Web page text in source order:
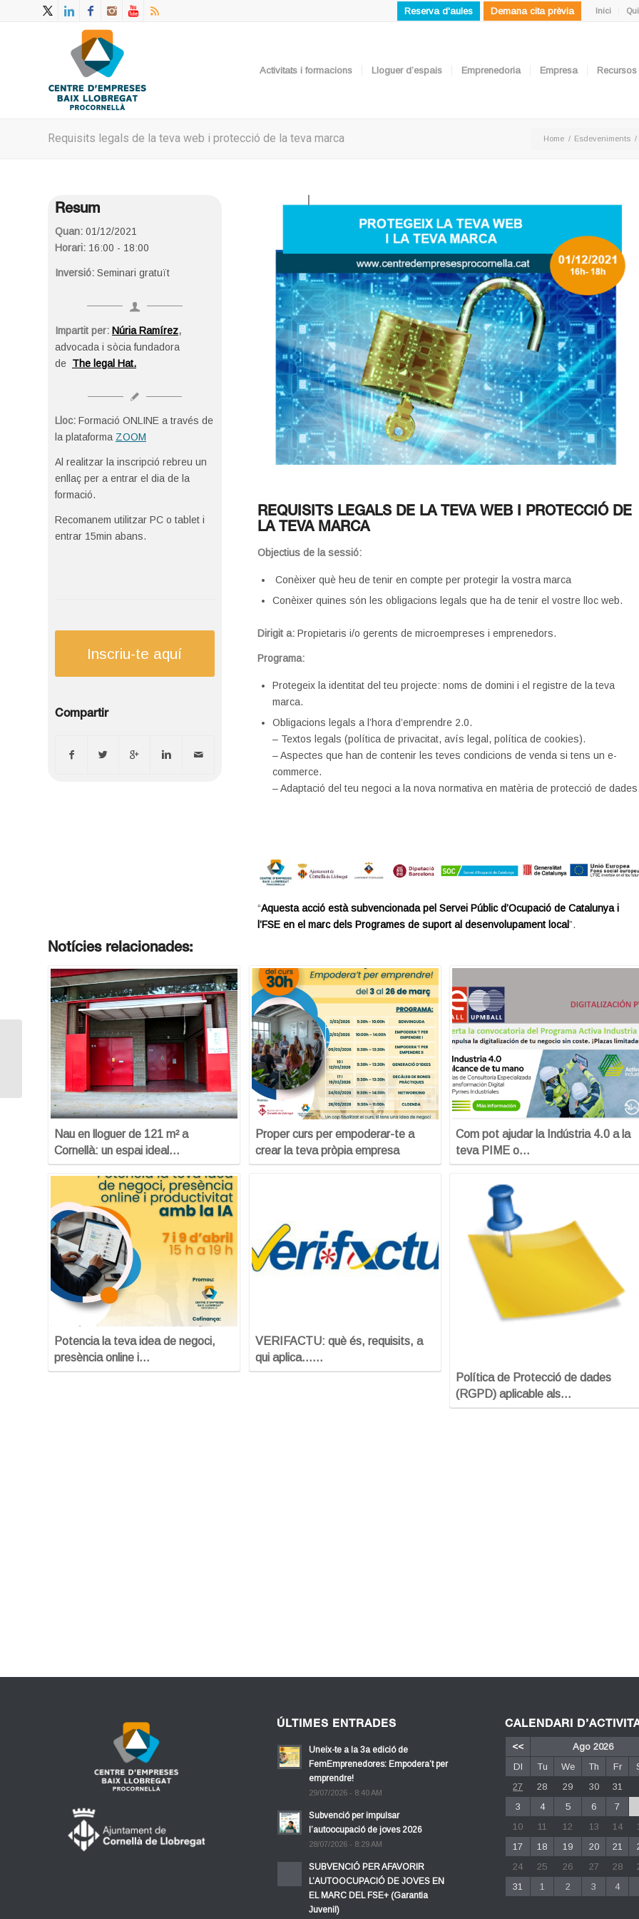
Inici
Reserva d'aules Demana cita prèvia
Activitats i formacions Lloguer d’espais Emprenedoria Empresa Recursos
Requisits legals de la teva web i protecció de la teva marca Home / Esdeveniments /
Resum
Quan: 01/12/2021
Horari: 16:00 - 18:00
Inversió: Seminari gratuït
Impartit per: Núria Ramírez,
advocada i sòcia fundadora
de The legal Hat.
Lloc: Formació ONLINE a través de
la plataforma ZOOM
Al realitzar la inscripció rebreu un
enllaç per a entrar el dia de la
formació.
Recomanem utilitzar PC o tablet i
entrar 15min abans.
Inscriu-te aquí
Compartir
REQUISITS LEGALS DE LA TEVA WEB I PROTECCIÓ DE
LA TEVA MARCA
Objectius de la sessió:
Conèixer què heu de tenir en compte per protegir la vostra marca
Conèixer quines són les obligacions legals que ha de tenir el vostre lloc web.
Dirigit a:Propietaris i/o gerents de microempreses i emprenedors.
Programa:
Protegeix la identitat del teu projecte: noms de domini i el registre de la teva
marca.
Obligacions legals a l’hora d’emprendre 2.0.
– Textos legals (política de privacitat, avís legal, política de cookies).
– Aspectes que han de contenir les teves condicions de venda si tens un e-
commerce.
– Adaptació del teu negoci a la nova normativa en matèria de protecció de
“Aquesta acció està subvencionada pel Servei Públic d’Ocupació de Catalunya i
l’FSE en el marc dels Programes de suport al desenvolupament local”.
Notícies relacionades:
Nau en lloguer de 121 m² a
Cornellà: un espai ideal…
Potencia la teva idea de negoci,
presència online i…
Proper curs per empoderar-te a
crear la teva pròpia empresa
VERIFACTU: què és, requisits, a
qui aplica...…
Com pot ajudar la Indústria 4.0 a la
teva PIME o…
Política de Protecció de dades
(RGPD) aplicable als…
ÚLTIMES ENTRADES
Uneix-te a la 3a edició de
FemEmprenedores: Empodera’t per
emprendre!
29/07/2026 - 8:40 AM
Subvenció per impulsar
l’autoocupació de joves 2026
28/07/2026 - 8:29 AM
SUBVENCIÓ PER AFAVORIR
L’AUTOOCUPACIÓ DE JOVES EN
EL MARC DEL FSE+ (Garantia
Juvenil)
CALENDARI
<<
Ago 2026
Dl
Tu We Th Fr
27
28 29 30
31
3
4 5 6
7
10
11 12 13 14
17
18 19 20 21
24
25 26 27 28
31
1 2 3 4
Requisits legals de la teva web i
protecció de la teva marca